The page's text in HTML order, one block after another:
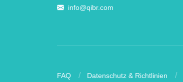
info@qibr.com
FAQ Datenschutz & Richtlinien